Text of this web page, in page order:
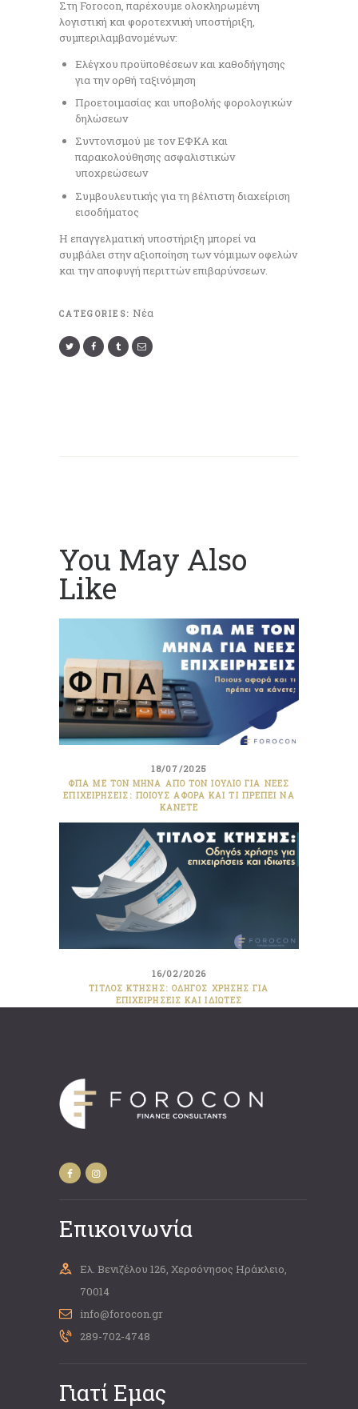
Στη Forocon, παρέχουμε ολοκληρωμένη
λογιστική και φοροτεχνική υποστήριξη,
συμπεριλαμβανομένων:
Ελέγχου προϋποθέσεων και καθοδήγησης
για την ορθή ταξινόμηση
Προετοιμασίας και υποβολής φορολογικών
δηλώσεων
Συντονισμού με τον ΕΦΚΑ και
παρακολούθησης ασφαλιστικών
υποχρεώσεων
Συμβουλευτικής για τη βέλτιστη διαχείριση
εισοδήματος
Η επαγγελματική υποστήριξη μπορεί να
συμβάλει στην αξιοποίηση των νόμιμων οφελών
και την αποφυγή περιττών επιβαρύνσεων.
CATEGORIES: Νέα
You May Also
Like
18/07/2025
ΦΠΑ ΜΕ ΤΟΝ ΜΉΝΑ ΑΠΌ ΤΟΝ ΙΟΎΛΙΟ ΓΙΑ ΝΈΕΣ
ΕΠΙΧΕΙΡΉΣΕΙΣ: ΠΟΙΟΥΣ ΑΦΟΡΆ ΚΑΙ ΤΙ ΠΡΈΠΕΙ ΝΑ
ΚΆΝΕΤΕ
16/02/2026
ΤΊΤΛΟΣ ΚΤΉΣΗΣ: ΟΔΗΓΌΣ ΧΡΉΣΗΣ ΓΙΑ
ΕΠΙΧΕΙΡΉΣΕΙΣ ΚΑΙ ΙΔΙΏΤΕΣ
Επικοινωνία
Ελ. Βενιζέλου 126, Χερσόνησος Ηράκλειο,
70014
info@forocon.gr
289-702-4748
Γιατί Εμας